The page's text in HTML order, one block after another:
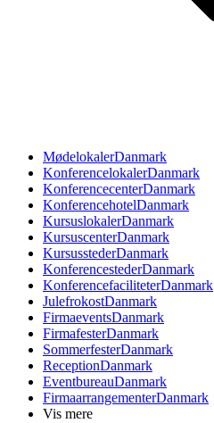
MødelokalerDanmark
KonferencelokalerDanmark
KonferencecenterDanmark
KonferencehotelDanmark
KursuslokalerDanmark
KursuscenterDanmark
KursusstederDanmark
KonferencestederDanmark
KonferencefaciliteterDanmark
JulefrokostDanmark
FirmaeventsDanmark
FirmafesterDanmark
SommerfesterDanmark
ReceptionDanmark
EventbureauDanmark
FirmaarrangementerDanmark
Vis mere